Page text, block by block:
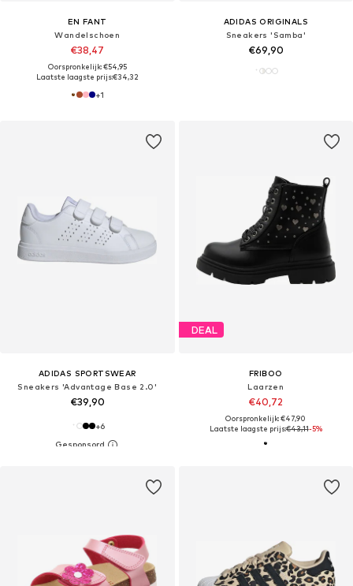
EN FANT
Wandelschoen
€38,47
Oorspronkelijk: €54,95
Laatste laagste prijs:€34,32
+1
ADIDAS ORIGINALS
Sneakers 'Samba'
€69,90
ADIDAS SPORTSWEAR
Sneakers 'Advantage Base 2.0'
€39,90
+6
DEAL
FRIBOO
Laarzen
€40,72
Oorspronkelijk: €47,90
Laatste laagste prijs:€43,11-5%